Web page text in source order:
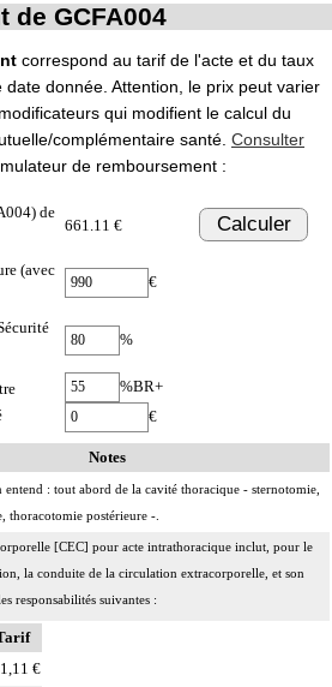
de GCFA004
correspond au tarif de l'acte et du taux
donnée. Attention, le prix peut varier
qui modifient le calcul du
complémentaire santé. Consulter
de remboursement :
de
661.11 € Calculer
(avec
€
%
%BR+
€
Notes
entend : tout abord de la cavité thoracique - sternotomie,
thoracotomie postérieure -.
[CEC] pour acte intrathoracique inclut, pour le
la conduite de la circulation extracorporelle, et son
responsabilités suivantes :
et choix de la technique
€